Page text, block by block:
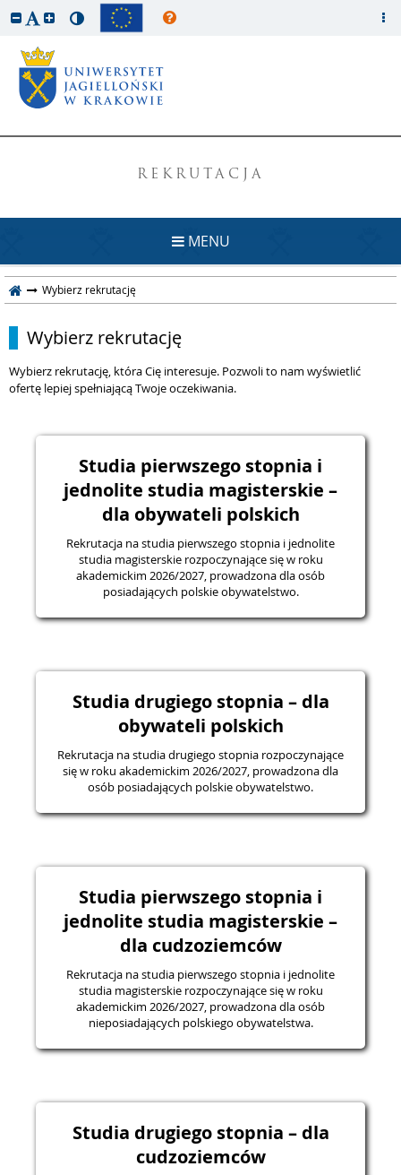
REKRUTACJA
MENU
Wybierz rekrutację
Wybierz rekrutację
Wybierz rekrutację, która Cię interesuje. Pozwoli to nam wyświetlić
ofertę lepiej spełniającą Twoje oczekiwania.
Studia pierwszego stopnia i
jednolite studia magisterskie –
dla obywateli polskich
Rekrutacja na studia pierwszego stopnia i jednolite
studia magisterskie rozpoczynające się w roku
akademickim 2026/2027, prowadzona dla osób
posiadających polskie obywatelstwo.
Studia drugiego stopnia – dla
obywateli polskich
Rekrutacja na studia drugiego stopnia rozpoczynające
się w roku akademickim 2026/2027, prowadzona dla
osób posiadających polskie obywatelstwo.
Studia pierwszego stopnia i
jednolite studia magisterskie –
dla cudzoziemców
Rekrutacja na studia pierwszego stopnia i jednolite
studia magisterskie rozpoczynające się w roku
akademickim 2026/2027, prowadzona dla osób
nieposiadających polskiego obywatelstwa.
Studia drugiego stopnia – dla
cudzoziemców